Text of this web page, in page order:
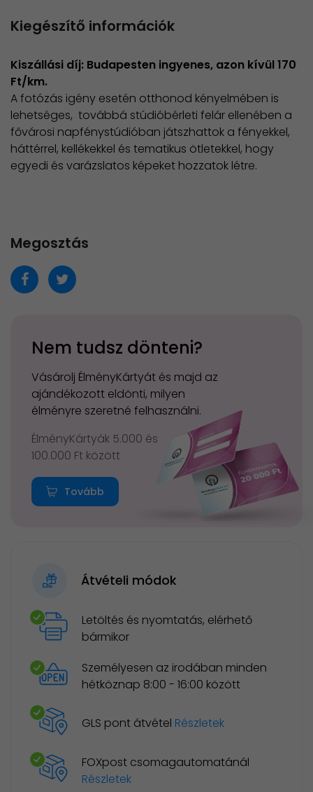
Kiegészítő információk
Kiszállási díj: Budapesten ingyenes, azon kívül 170
Ft/km.
A fotózás igény esetén otthonod kényelmében is
lehetséges, továbbá stúdióbérleti felár ellenében a
fővárosi napfénystúdióban játszhattok a fényekkel,
háttérrel, kellékekkel és tematikus ötletekkel, hogy
egyedi és varázslatos képeket hozzatok létre.
Megosztás
Nem tudsz dönteni?
Vásárolj ÉlményKártyát és majd az
ajándékozott eldönti, milyen
élményre szeretné felhasználni.
ÉlményKártyák 5.000 és
100.000 Ft között
Tovább
Átvételi módok
Letöltés és nyomtatás, elérhető
bármikor
Személyesen az irodában minden
hétköznap 8:00 - 16:00 között
GLS pont átvétel Részletek
FOXpost csomagautomatánál
Részletek